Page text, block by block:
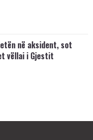
në aksident, sot
vëllai i Gjestit